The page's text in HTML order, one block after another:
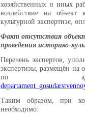
хозяйственных и иных
воздействие на объект
культурной экспертизе,
Факт отсутствия
проведения историко-
Перечень экспертов,
экспертизы, размещён на
по
Таким образом, при
необходимо: